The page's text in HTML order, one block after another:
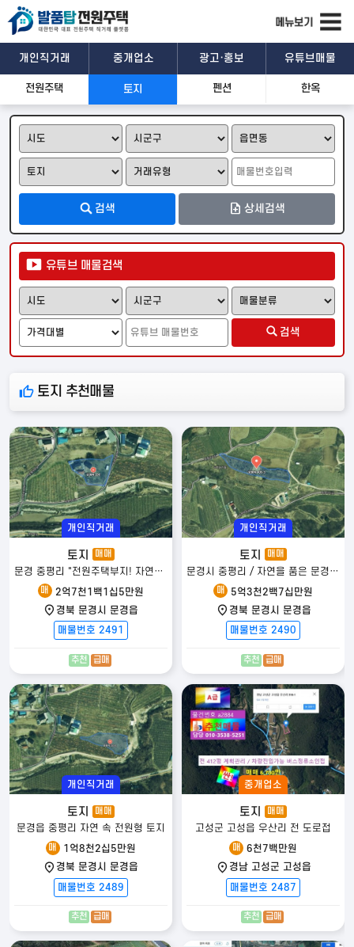
개인직거래 중개업소 광고·홍보 유튜브매물
전원주택 토지 펜션 한옥
검색 상세검색
유튜브 매물검색
검색
토지 추천매물
개인직거래
토지 매매
문경 중평리 "전원주택부지! 자연과 함께하는 힐링 라이프"
매 2억7천1백1십5만원
경북 문경시 문경읍
매물번호 2491
추천 급매
개인직거래
토지 매매
문경시 중평리 / 자연을 품은 문경 전원 토지
매
5억3천2백7십만원
경북 문경시 문경읍
매물번호 2490
추천 급매
개인직거래
토지 매매
문경읍 중평리 자연 속 전원형 토지
매 1억8천2십5만원
경북 문경시 문경읍
매물번호 2489
추천 급매
중개업소
토지 매매
고성군 고성읍 우산리 전 도로접
매
6천7백만원
경남 고성군 고성읍
매물번호 2487
추천 급매
카톡공유
기본정보
상세설명
위치 및 주변시설
편의시설 안전시설 교육시설
지하철 편의점 카페 관공서 병원 약국
등록자 정보
매도자 정보는
회원만 열람 가능합니다.
주변 다른 매물
발품탑 전원주택|사업자등록번호: 650-14-02571 |통신판매업신고번호: